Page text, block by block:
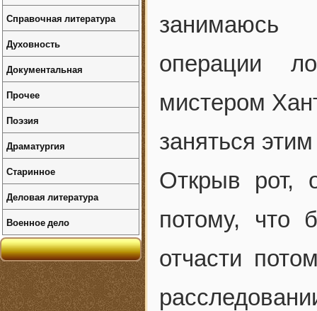
занимаюсь
операции
мистером
заняться
Открыв рот,
потому, что
отчасти
Справочная литература
Духовность
Документальная
Прочее
Поэзия
Драматургия
Старинное
Деловая литература
Военное дело